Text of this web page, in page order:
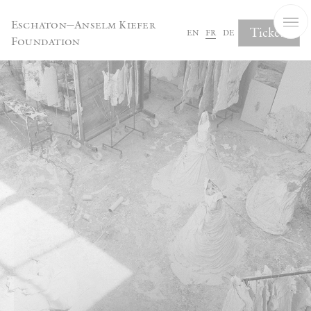
Eschaton—Anselm Kiefer
Foundation
en fr de Tickets